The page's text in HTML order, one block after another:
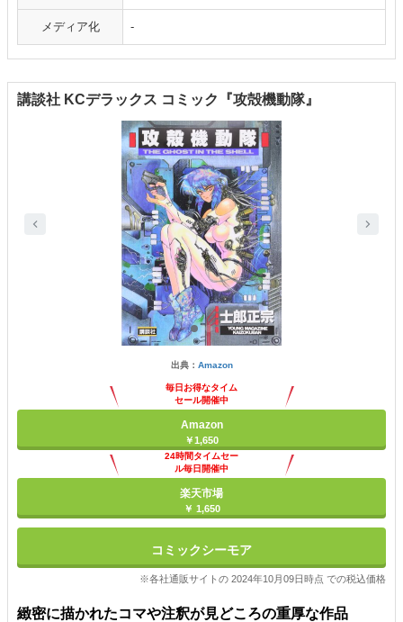
メディア化 -
講談社 KCデラックス コミック『攻殻機動隊』
出典： Amazon
毎日お得なタイム
セール開催中
Amazon
￥1,650
24時間タイムセー
ル毎日開催中
楽天市場
￥ 1,650
コミックシーモア
※各社通販サイトの 2024年10月09日時点 での税込価格
緻密に描かれたコマや注釈が見どころの重厚な作品